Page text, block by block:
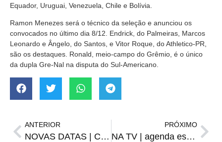
Equador, Uruguai, Venezuela, Chile e Bolívia.
Ramon Menezes será o técnico da seleção e anunciou os
convocados no último dia 8/12. Endrick, do Palmeiras, Marcos
Leonardo e Ângelo, do Santos, e Vitor Roque, do Athletico-PR,
são os destaques. Ronald, meio-campo do Grêmio, é o único
da dupla Gre-Nal na disputa do Sul-Americano.
ANTERIOR
NOVAS DATAS | Conmebol divulga datas de Flamengo x Del Valle, pela Recopa
PRÓXIMO
NA TV | agenda esportiva de quinta-feira, 22